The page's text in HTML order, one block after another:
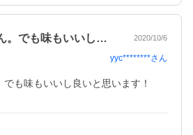
効果はわかりません。でも味もいいし良い… 2020/10/6
yyc********さん
も味もいいし良いと思います！